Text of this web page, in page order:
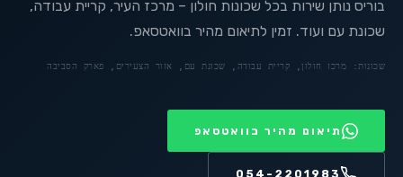
בוריס נותן שירות בכל שכונות חולון – מרכז העיר, קריית עבודה,
שכונת עם ועוד. זמין לתיאום מהיר בוואטסאפ.
שכונות: מרכז חולון, קריית עבודה, שכונת עם, אזור הצעירים, פארק הסביבה
תיאום מהיר בוואטסאפ
054-2201983